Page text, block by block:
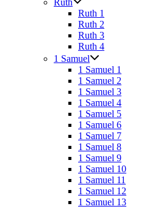
Ruth
Ruth 1
Ruth 2
Ruth 3
Ruth 4
1 Samuel
1 Samuel 1
1 Samuel 2
1 Samuel 3
1 Samuel 4
1 Samuel 5
1 Samuel 6
1 Samuel 7
1 Samuel 8
1 Samuel 9
1 Samuel 10
1 Samuel 11
1 Samuel 12
1 Samuel 13